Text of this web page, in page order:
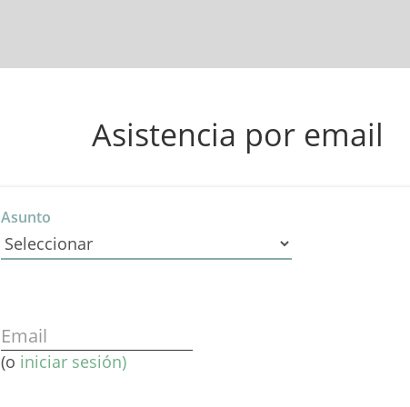
Asistencia por email
Asunto
Email
(o iniciar sesión)